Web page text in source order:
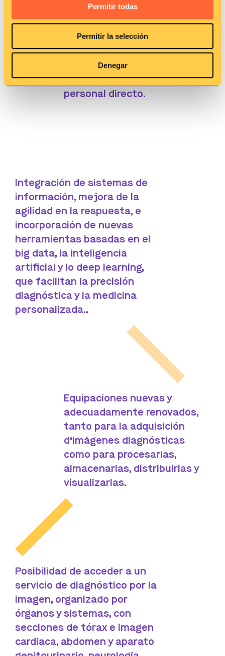
Permitir todas
Permitir la selección
Denegar
Mejora en el apoyo y en la
orientación clínica a los
profesionales asistenciales y
no asistenciales, con un trato
personal directo.
Integración de sistemas de
información, mejora de la
agilidad en la respuesta, e
incorporación de nuevas
herramientas basadas en el
big data, la inteligencia
artificial y lo deep learning,
que facilitan la precisión
diagnóstica y la medicina
personalizada..
Equipaciones nuevas y
adecuadamente renovados,
tanto para la adquisición
d‘imágenes diagnósticas
como para procesarlas,
almacenarlas, distribuirlas y
visualizarlas.
Posibilidad de acceder a un
servicio de diagnóstico por la
imagen, organizado por
órganos y sistemas, con
secciones de tórax e imagen
cardíaca, abdomen y aparato